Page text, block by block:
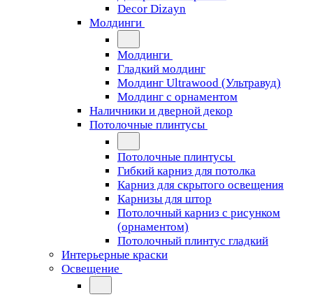
Decor Dizayn
Молдинги
Молдинги
Гладкий молдинг
Молдинг Ultrawood (Ультравуд)
Молдинг с орнаментом
Наличники и дверной декор
Потолочные плинтусы
Потолочные плинтусы
Гибкий карниз для потолка
Карниз для скрытого освещения
Карнизы для штор
Потолочный карниз с рисунком
(орнаментом)
Потолочный плинтус гладкий
Интерьерные краски
Освещение